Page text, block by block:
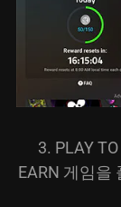
3. PLAY
EARN 게임을